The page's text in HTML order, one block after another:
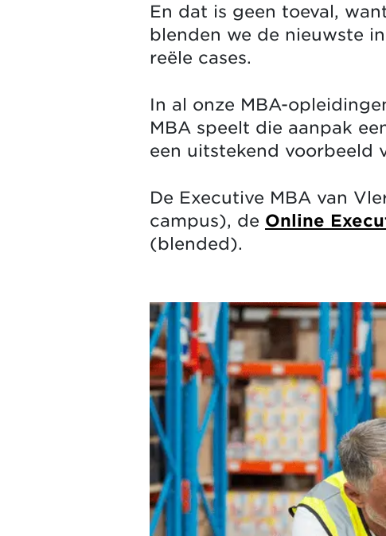
En dat is geen toeval,
blenden we de nieuwste
reële cases.
In al onze MBA-
MBA speelt die aanpak
een uitstekend voorbeeld
De Executive MBA van
campus), de Online
(blended).